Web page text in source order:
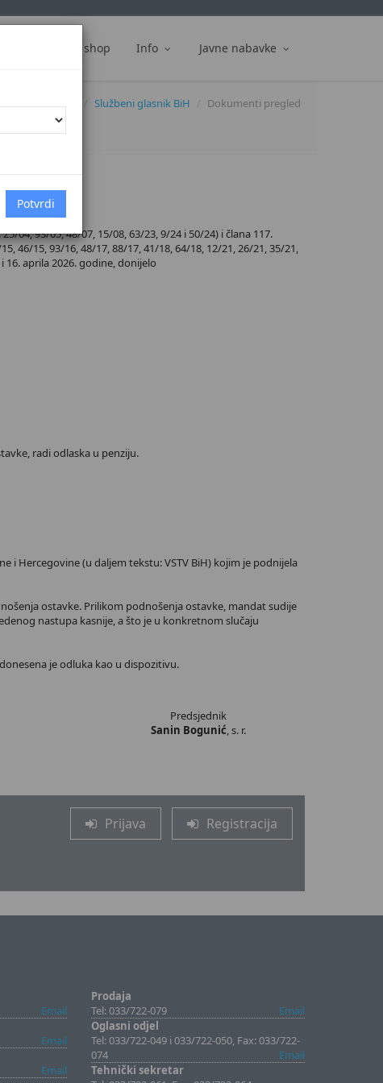
Web shop Info Javne nabavke
Dokumenti Službeni glasnik BiH Dokumenti pregled
04, 93/05, 48/07, 15/08, 63/23, 9/24 i 50/24) i člana 117.
46/15, 93/16, 48/17, 88/17, 41/18, 64/18, 12/21, 26/21, 35/21,
16. aprila 2026. godine, donijelo
radi odlaska u penziju.
i Hercegovine (u daljem tekstu: VSTV BiH) kojim je podnijela
ostavke. Prilikom podnošenja ostavke, mandat sudije
nastupa kasnije, a što je u konkretnom slučaju
je odluka kao u dispozitivu.
Predsjednik
Sanin Bogunić, s. r.
Prijava Registracija
Email
Email
Email
Prodaja
Tel: 033/722-079
Email
Oglasni odjel
Tel: 033/722-049 i 033/722-050, Fax: 033/722-
074
Email
Tehnički sekretar